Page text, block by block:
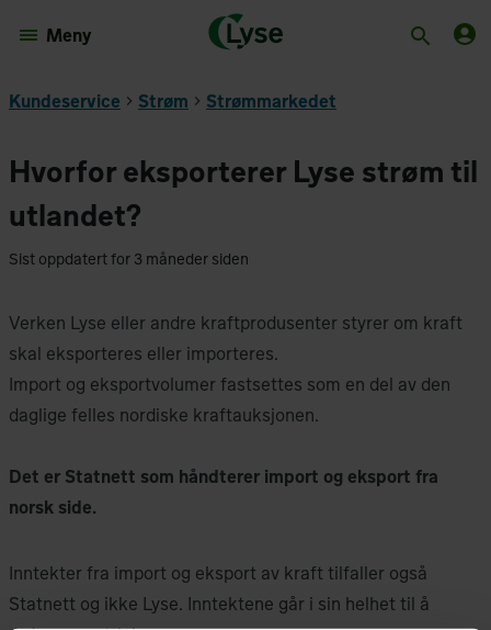
Meny
Kundeservice Strøm Strømmarkedet
Hvorfor eksporterer Lyse strøm til
utlandet?
Sist oppdatert for 3 måneder siden
Verken Lyse eller andre kraftprodusenter styrer om kraft
skal eksporteres eller importeres.
Import og eksportvolumer fastsettes som en del av den
daglige felles nordiske kraftauksjonen.
Det er Statnett som håndterer import og eksport fra
norsk side.
Inntekter fra import og eksport av kraft tilfaller også
Statnett og ikke Lyse. Inntektene går i sin helhet til å